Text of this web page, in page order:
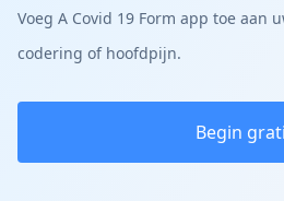
Voeg A Covid 19 Form app toe aan
codering of hoofdpijn.
Begin